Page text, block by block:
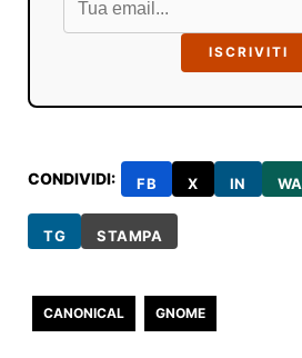
ISCRIVITI
CONDIVIDI: FB X IN WA
TG STAMPA
CANONICAL GNOME